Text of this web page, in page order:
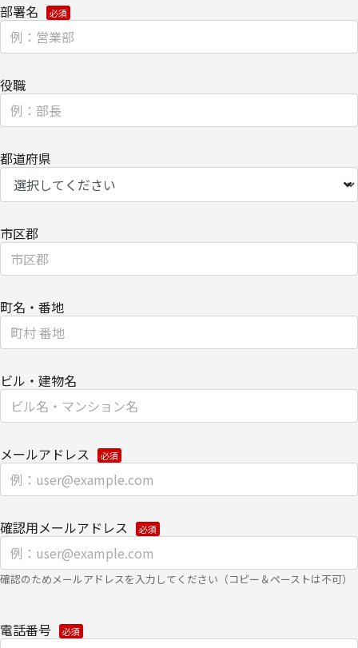
の収集
【第三者提供に関して】
当社はご提供いただきました個人情報を安全に管理し、以下の場合
を除き、ご本人の同意なく第三者に開示・提供しません。
・上記利用目的を実施するために、適切な機密保持契約を締結した
業務委託先へ委託する場合
よびパートナー企業に提供する場合
個人情報を提供する場合は、ご提供頂いた個人情報の全ての項目に
渡しにて提供いたします。
なお、上記利用目的の範囲で利用するにあたり、当社のグループ会
ます。
【委託先に関して】
機密保持契約を締結し委託先を監督します。
【情報提供の任意性に関して】
個人情報をご提供いただけない場合は、当社からのお問い合わせ対
応/各種情報/サービスをお届けできなくなる場合がございます。
【個人情報の開示/訂正/削除に関して】
場合は、下記の【お問い合わせ先】にご連絡ください。また、お手
部署名
役職
都道府県
市区郡
町名・番地
ビル・建物名
メールアドレス
確認用メールアドレス
確認のためメールアドレスを入力してください（コピー＆ペーストは不可）
電話番号